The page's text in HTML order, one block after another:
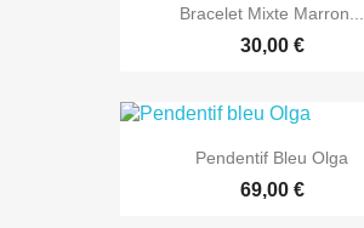
Bracelet Mixte Marron...
30,00 €
Pendentif Bleu Olga
69,00 €